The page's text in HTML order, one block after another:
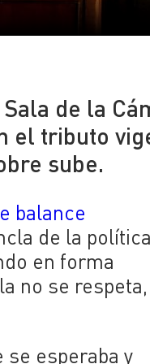
de la
el tributo
sube.
balance
de la política
en forma
no se respeta,
se esperaba y